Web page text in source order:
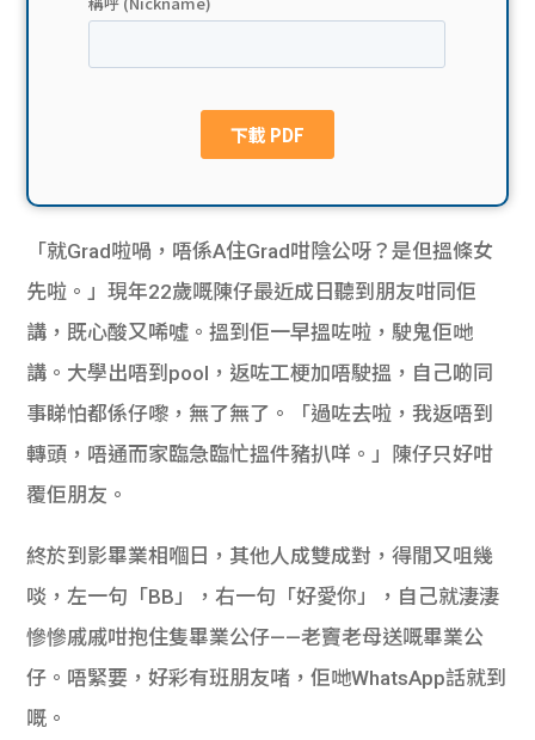
大學
費貸
款
貸款
計數
機
網上
貸款
計數
Gui
Exc
han
ge
Gui
de
校園
de
理財
Gui
校園
「就Grad啦喎，唔係A住Grad咁陰公呀？是但搵條女
先啦。」現年22歲嘅陳仔最近成日聽到朋友咁同佢
講，既心酸又唏噓。搵到佢一早搵咗啦，駛鬼佢哋
講。大學出唔到pool，返咗工梗加唔駛搵，自己啲同
事睇怕都係仔嚟，無了無了。「過咗去啦，我返唔到
轉頭，唔通而家臨急臨忙搵件豬扒咩。」陳仔只好咁
覆佢朋友。
終於到影畢業相嗰日，其他人成雙成對，得閒又咀幾
啖，左一句「BB」，右一句「好愛你」，自己就淒淒
慘慘戚戚咁抱住隻畢業公仔——老竇老母送嘅畢業公
仔。唔緊要，好彩有班朋友啫，佢哋WhatsApp話就到
嘅。